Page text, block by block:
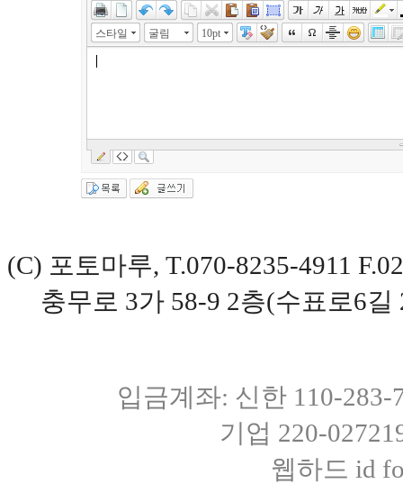
스타일 굴림 10pt
(C) 포토마루, T.070-8235-4911
충무로 3가 58-9 2층(수표로6
입금계좌: 신한 110-
기업 220-
웹하드 id